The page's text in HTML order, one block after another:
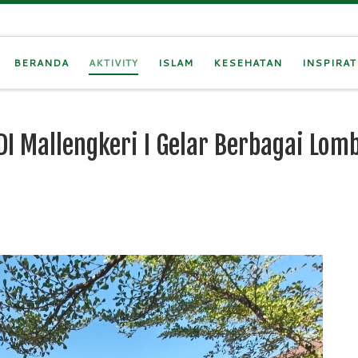
BERANDA AKTIVITY ISLAM KESEHATAN
Mallengkeri I Gelar Berbagai